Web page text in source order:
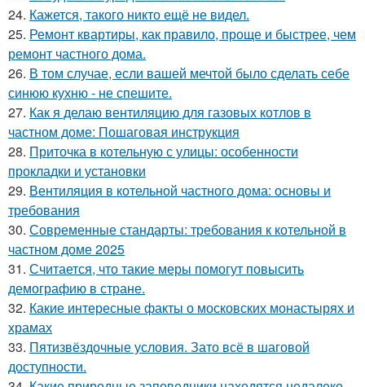
24. Кажется, такого никто ещё не видел.
25. Ремонт квартиры, как правило, проще и быстрее, чем
ремонт частного дома.
26. В том случае, если вашей мечтой было сделать себе
синюю кухню - не спешите.
27. Как я делаю вентиляцию для газовых котлов в
частном доме: Пошаговая инструкция
28. Приточка в котельную с улицы: особенности
прокладки и установки
29. Вентиляция в котельной частного дома: основы и
требования
30. Современные стандарты: требования к котельной в
частном доме 2025
31. Считается, что такие меры помогут повысить
демографию в стране.
32. Какие интересные факты о московских монастырях и
храмах
33. Пятизвёздочные условия. Зато всё в шаговой
доступности.